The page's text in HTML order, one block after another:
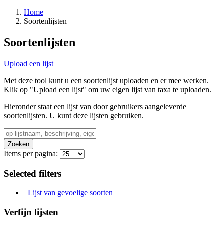
Home
Soortenlijsten
Soortenlijsten
Upload een lijst
Met deze tool kunt u een soortenlijst uploaden en er mee werken.
Klik op "Upload een lijst" om uw eigen lijst van taxa te uploaden.
Hieronder staat een lijst van door gebruikers aangeleverde
soortenlijsten. U kunt deze lijsten gebruiken.
Zoeken
Items per pagina:
Selected filters
Lijst van gevoelige soorten
Verfijn lijsten